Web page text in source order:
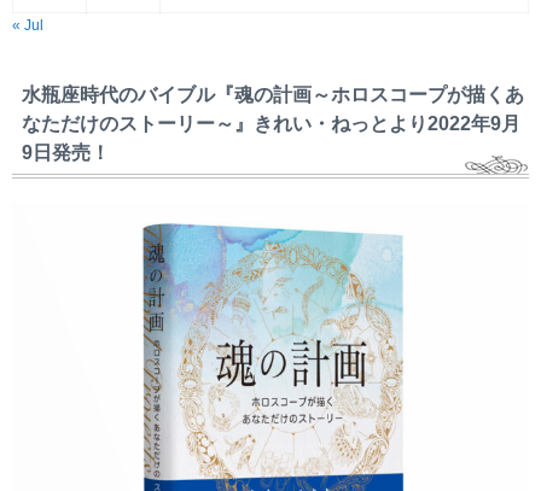
« Jul
水瓶座時代のバイブル『魂の計画～ホロスコープが描くあ
なただけのストーリー～』きれい・ねっとより2022年9月
9日発売！